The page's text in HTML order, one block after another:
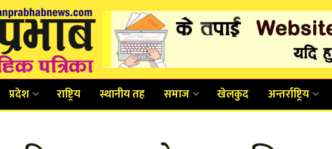
प्रदेश राष्ट्रिय स्थानीय तह समाज खेलकुद अन्तर्राष्ट्रिय